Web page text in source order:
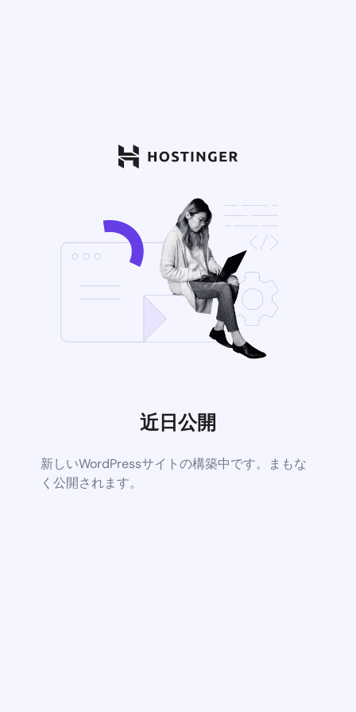
近日公開
新しいWordPressサイトの構築中です。まもな
く公開されます。